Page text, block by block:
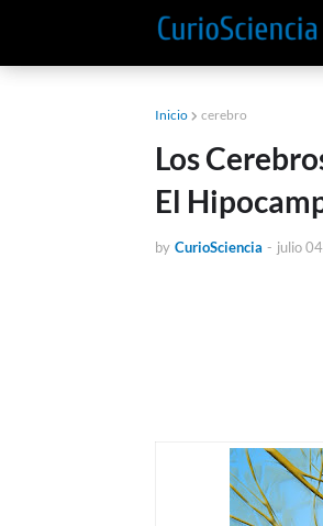
Inicio cerebro
Los
El
by CurioSciencia - julio